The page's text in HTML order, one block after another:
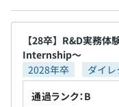
【28卒】R&D実務体
Internship〜
2028年卒
ダイ
通過ランク：B